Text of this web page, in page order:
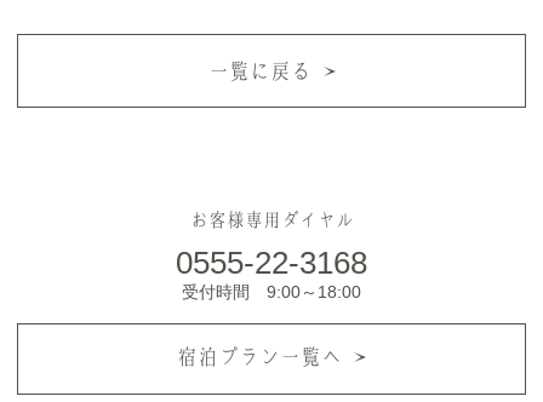
一覧に戻る
お客様専用ダイヤル
0555-22-3168
受付時間 9:00～18:00
宿泊プラン一覧へ